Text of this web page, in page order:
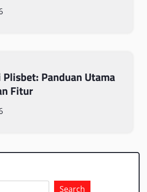
Panduan Utama
Fitur
Search